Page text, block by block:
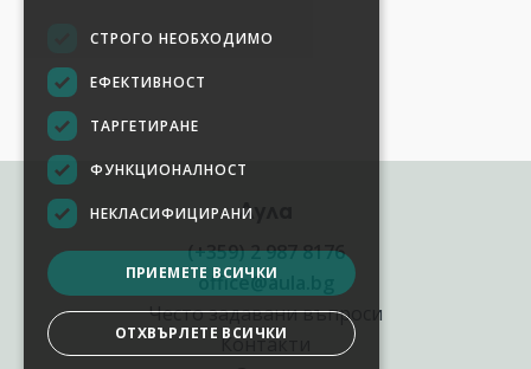
Аула
(+359) 2 987 8176
office@aula.bg
Често задавани въпроси
Контакти
СТРОГО НЕОБХОДИМО
ЕФЕКТИВНОСТ
ТАРГЕТИРАНЕ
ФУНКЦИОНАЛНОСТ
НЕКЛАСИФИЦИРАНИ
ПРИЕМЕТЕ ВСИЧКИ
ОТХВЪРЛЕТЕ ВСИЧКИ